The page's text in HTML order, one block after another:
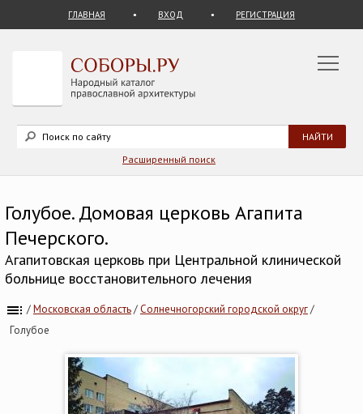
ГЛАВНАЯ ВХОД РЕГИСТРАЦИЯ
Расширенный поиск
Голубое. Домовая церковь Агапита
Печерского.
Агапитовская церковь при Центральной клинической
больнице восстановительного лечения
/Московская область/Солнечногорский городской округ/
Голубое